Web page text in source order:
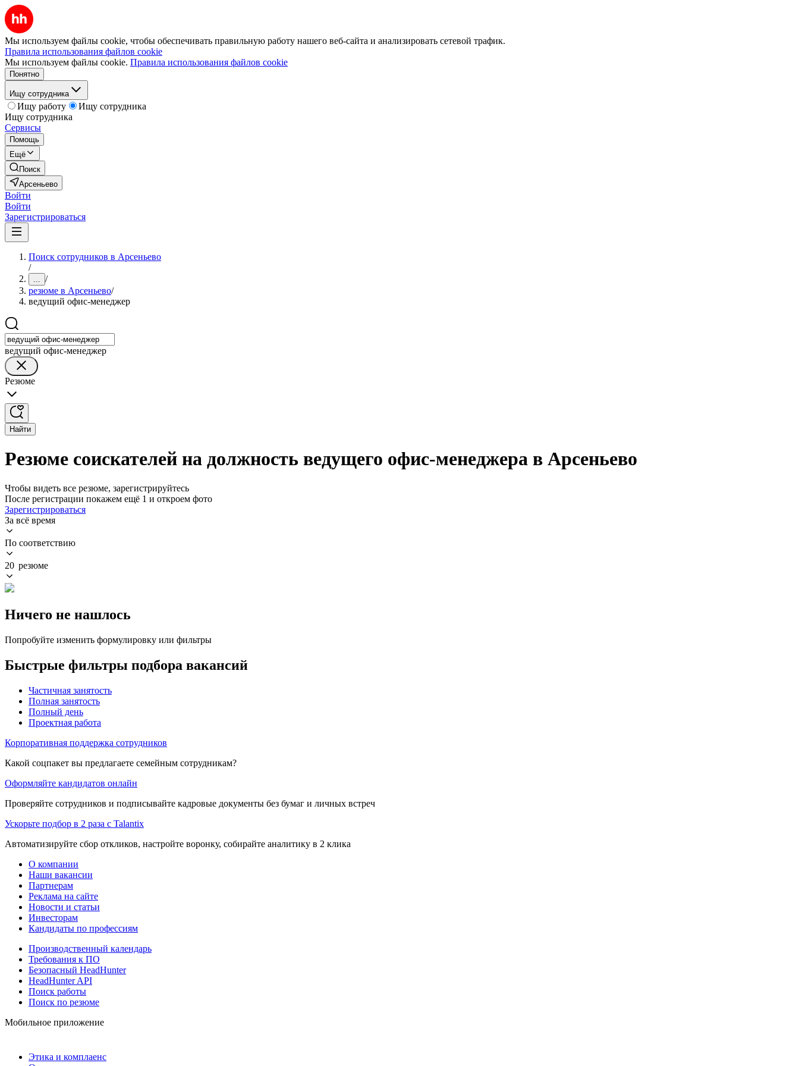
Мы используем файлы cookie, чтобы обеспечивать правильную работу нашего веб-сайта и анализировать сетевой трафик.
Правила использования файлов cookie
Мы используем файлы cookie. Правила использования файлов cookie
Понятно
Ищу сотрудника
Ищу работу
Ищу сотрудника
Ищу сотрудника
Сервисы
Помощь
Ещё
Поиск
Арсеньево
Войти
Войти
Зарегистрироваться
Поиск сотрудников в Арсеньево
/
... /
резюме в Арсеньево/
ведущий офис-менеджер
ведущий офис-менеджер
Резюме
Найти
Резюме соискателей на должность ведущего офис-менеджера в Арсеньево
Чтобы видеть все резюме, зарегистрируйтесь
После регистрации покажем ещё 1 и откроем фото
Зарегистрироваться
За всё время
По соответствию
20 резюме
Ничего не нашлось
Попробуйте изменить формулировку или фильтры
Быстрые фильтры подбора вакансий
Частичная занятость
Полная занятость
Полный день
Проектная работа
Корпоративная поддержка сотрудников
Какой соцпакет вы предлагаете семейным сотрудникам?
Оформляйте кандидатов онлайн
Проверяйте сотрудников и подписывайте кадровые документы без бумаг и личных встреч
Ускорьте подбор в 2 раза с Talantix
Автоматизируйте сбор откликов, настройте воронку, собирайте аналитику в 2 клика
О компании
Наши вакансии
Партнерам
Реклама на сайте
Новости и статьи
Инвесторам
Кандидаты по профессиям
Производственный календарь
Требования к ПО
Безопасный HeadHunter
HeadHunter API
Поиск работы
Поиск по резюме
Мобильное приложение
Этика и комплаенс